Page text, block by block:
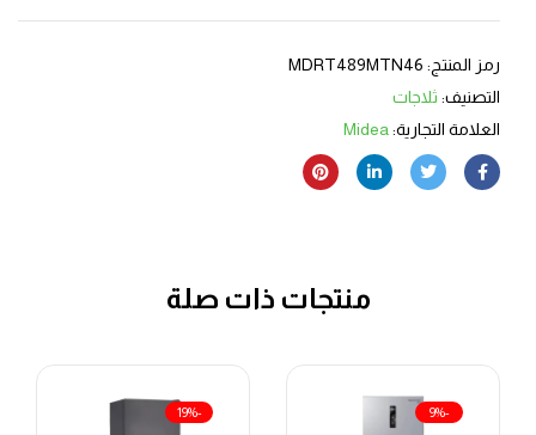
رمز المنتج: MDRT489MTN46
التصنيف: ثلاجات
العلامة التجارية: Midea
منتجات ذات صلة
-9%
-19%